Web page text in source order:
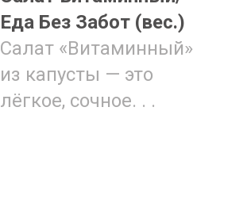
Еда Без Забот (вес.)
Салат «Витаминный»
из капусты — это
лёгкое, сочное. . .